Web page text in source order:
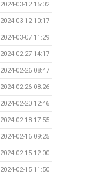
2024-03-12 15:02
2024-03-12 10:17
2024-03-07 11:29
2024-02-27 14:17
2024-02-26 08:47
2024-02-26 08:26
2024-02-20 12:46
2024-02-18 17:55
2024-02-16 09:25
2024-02-15 12:00
2024-02-15 11:50